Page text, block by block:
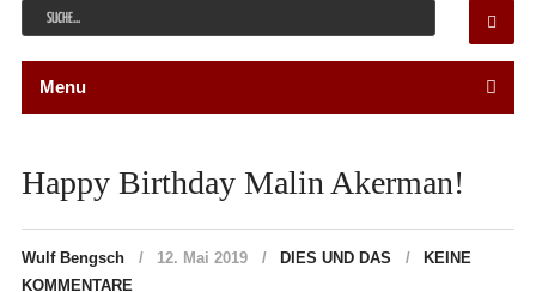
Menu
Happy Birthday Malin Akerman!
Wulf Bengsch 12. Mai 2019 DIES UND DAS
KEINE
KOMMENTARE